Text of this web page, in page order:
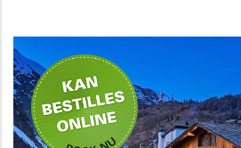
-